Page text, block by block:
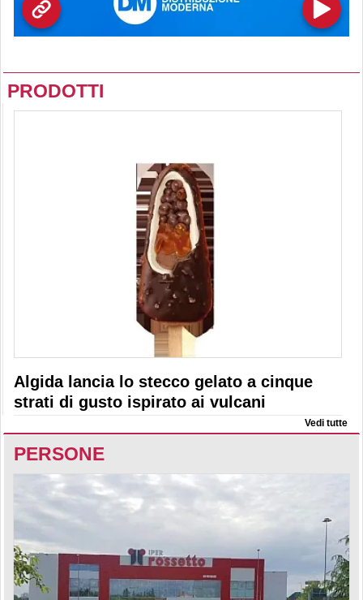
PRODOTTI
Algida lancia lo stecco gelato a cinque
strati di gusto ispirato ai vulcani
Vedi tutte
PERSONE